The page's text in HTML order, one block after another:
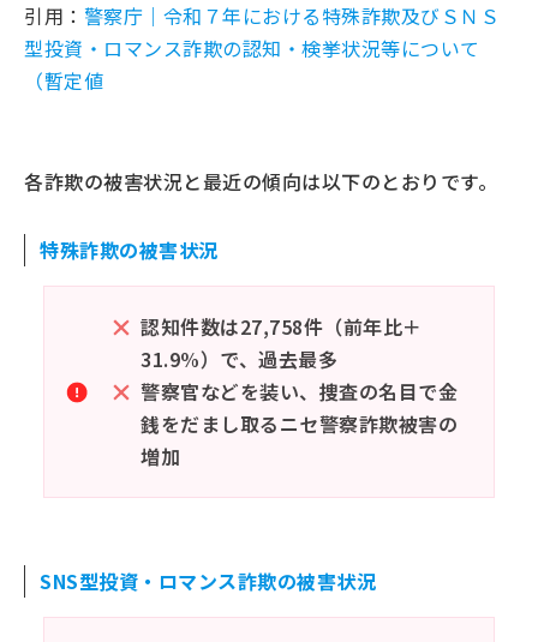
引用： 警察庁｜令和７年における特殊詐欺及びＳＮＳ
型投資・ロマンス詐欺の認知・検挙状況等について
（暫定値
各詐欺の被害状況と最近の傾向は以下のとおりです。
特殊詐欺の被害状況
認知件数は27,758件（前年比＋
31.9%）で、過去最多
警察官などを装い、捜査の名目で金
銭をだまし取るニセ警察詐欺被害の
増加
SNS型投資・ロマンス詐欺の被害状況